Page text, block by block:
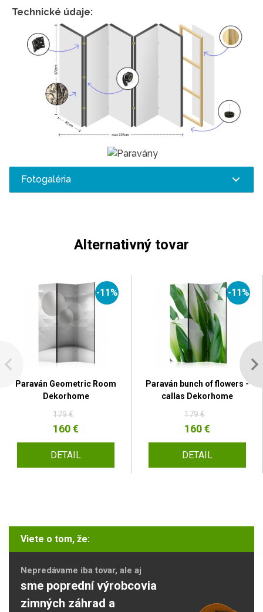
Technické údaje:
Fotogaléria
Alternativný tovar
-11%
Paraván Geometric Room
Dekorhome
179 €
160 €
DETAIL
-11%
Paraván bunch of flowers -
callas Dekorhome
179 €
160 €
DETAIL
Viete o tom, že:
Nepredávame iba tovar, ale aj
sme poprední výrobcovia
zimných záhrad a